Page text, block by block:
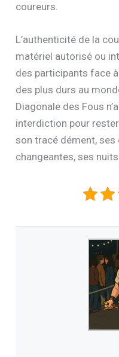
coureurs.
L’authenticité de la
matériel autorisé ou
des participants face
des plus durs au
Diagonale des Fous
interdiction pour
son tracé dément,
changeantes, ses